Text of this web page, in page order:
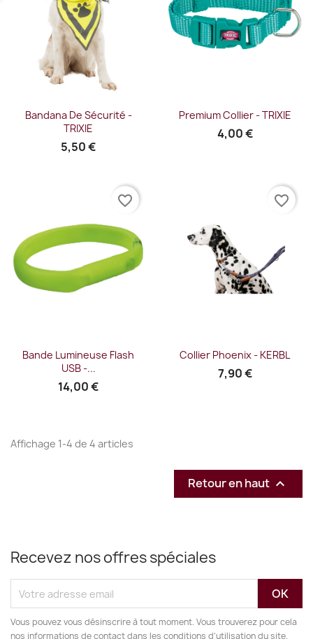
Bandana De Sécurité -
TRIXIE
5,50 €
Premium Collier - TRIXIE
4,00 €
Bande Lumineuse Flash
USB -...
14,00 €
favorite_border
Collier Phoenix - KERBL
7,90 €
favorite_border
Affichage 1-4 de 4 articles
Retour en haut 
Recevez nos offres spéciales
Vous pouvez vous désinscrire à tout moment. Vous trouverez pour cela
nos informations de contact dans les conditions d'utilisation du site.